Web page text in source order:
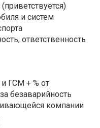
и систем
ответственность
ГСМ + % от
безаварийность
компании